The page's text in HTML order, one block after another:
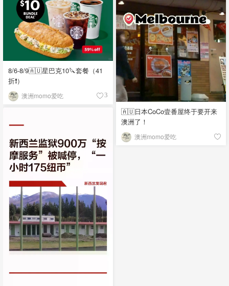
8/6-8/9🇦🇺星巴克10🔪套餐（41
折❗）
澳洲momo爱吃 3
🇦🇺日本CoCo壹番屋终于要开来
澳洲了！
澳洲momo爱吃